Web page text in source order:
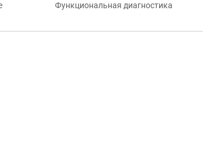
Функциональная диагностика